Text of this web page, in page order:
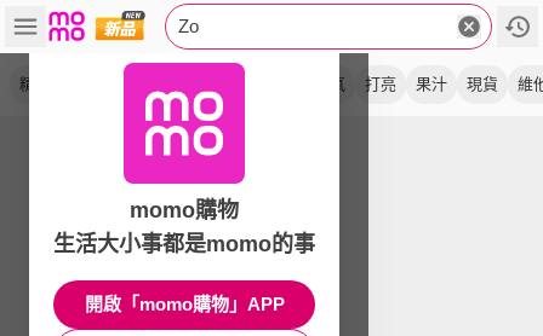
Zo
精華 抗氧 打亮 果汁 現貨 維
momo購物
生活大小事都是momo的事
開啟「momo購物」APP